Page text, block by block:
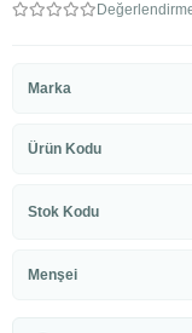
Marka
Ürün Kodu
Stok Kodu
Menşei